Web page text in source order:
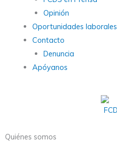
Opinión
Oportunidades laborales
Contacto
Denuncia
Apóyanos
Quiénes somos